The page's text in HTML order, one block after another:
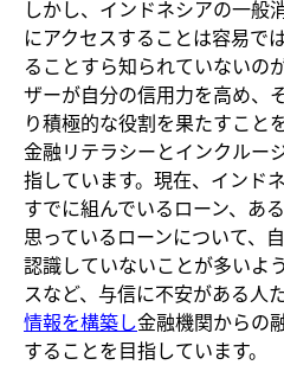
しかし、インドネシアの一般
にアクセスすることは容易で
ることすら知られていないの
ザーが自分の信用力を高め、
り積極的な役割を果たすこと
金融リテラシーとインクルー
指しています。現在、インド
すでに組んでいるローン、あ
思っているローンについて、
認識していないことが多いよ
スなど、与信に不安がある人
情報を構築し金融機関からの
することを目指しています。